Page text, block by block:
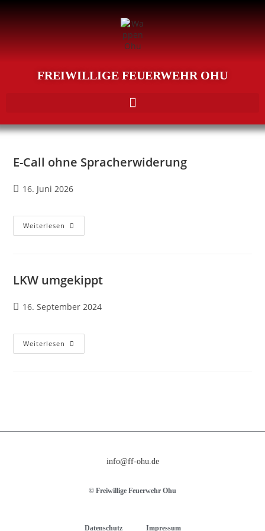
FREIWILLIGE FEUERWEHR OHU
E-Call ohne Spracherwiderung
16. Juni 2026
Weiterlesen
LKW umgekippt
16. September 2024
Weiterlesen
info@ff-ohu.de
© Freiwillige Feuerwehr Ohu
Datenschutz Impressum